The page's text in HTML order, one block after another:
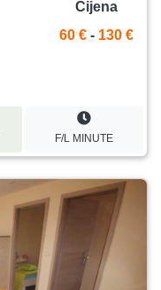
Cijena
60 € - 130 €
F/L MINUTE